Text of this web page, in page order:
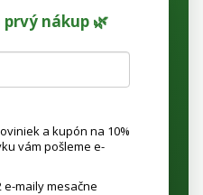
nákup 🌿
a kupón na 10%
vám pošleme e-
maily mesačne